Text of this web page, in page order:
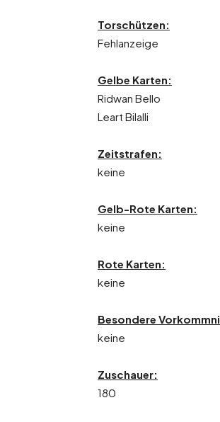
Torschützen:
Fehlanzeige
Gelbe Karten:
Ridwan Bello
Leart Bilalli
Zeitstrafen:
keine
Gelb-Rote Karten:
keine
Rote Karten:
keine
Besondere
keine
Zuschauer:
180